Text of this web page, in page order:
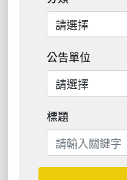
公告單位
標題
搜尋